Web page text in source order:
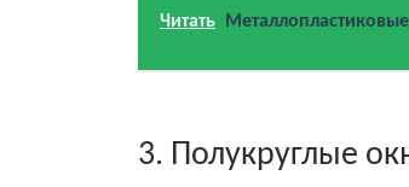
Читать
3. Полукруглые